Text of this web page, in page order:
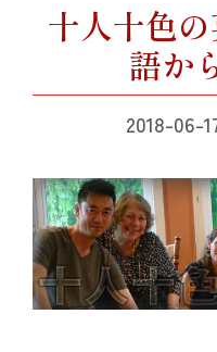
十人十色
語か
2018-06-